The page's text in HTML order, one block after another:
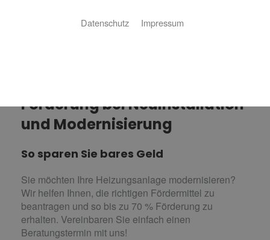
Förderung bei Neuinstallation
und Modernisierung
So sparen Sie bares Geld
Sie möchten Ihre Heizungsanlage modernisieren?
Wir helfen Ihnen, die richtigen Fördermittel zu
beantragen und so bis zu 70 % Förderung zu
erhalten. Vereinbaren Sie einfach einen
Beratungstermin mit uns!
Datenschutz Impressum